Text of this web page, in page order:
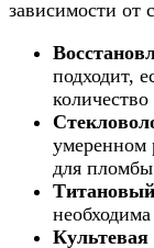
зависимости от
подходит,
умеренном
для
Культевая